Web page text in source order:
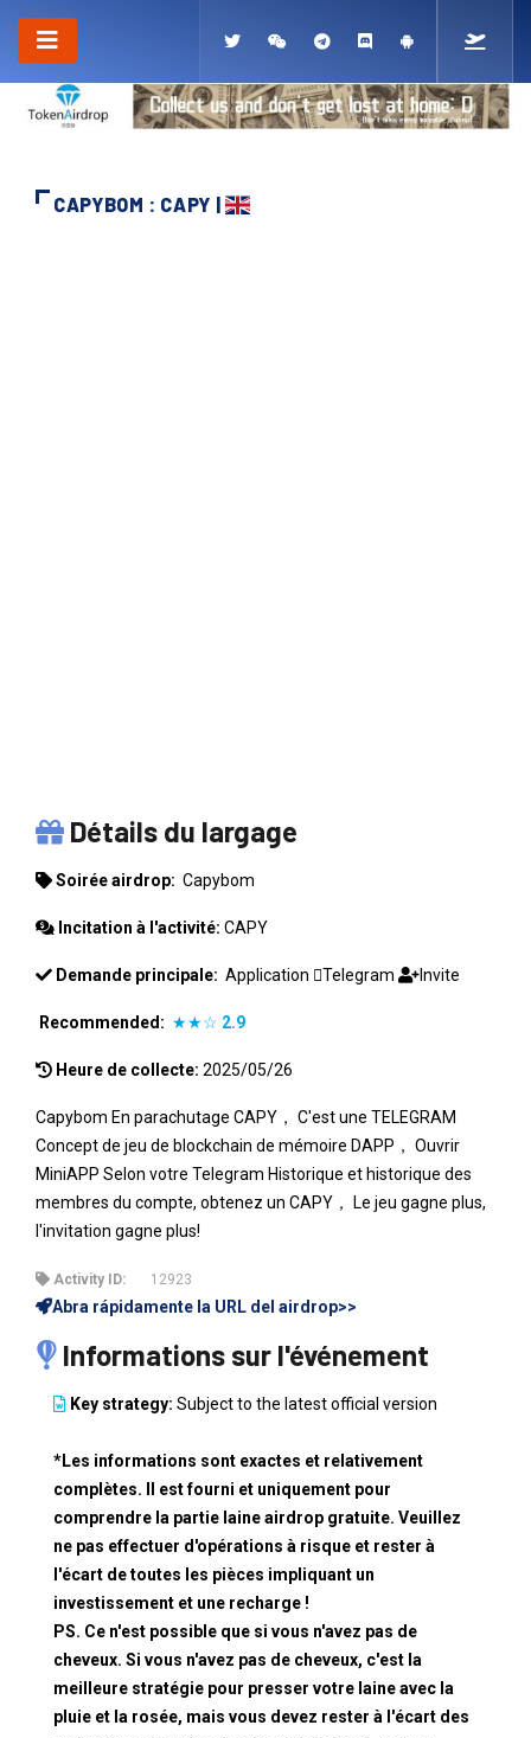
CAPYBOM : CAPY |
Détails du largage
Soirée airdrop: Capybom
Incitation à l'activité: CAPY
Demande principale: Application Telegram Invite
Recommended: ★★☆ 2.9
Heure de collecte: 2025/05/26
Capybom En parachutage CAPY， C'est une TELEGRAM
Concept de jeu de blockchain de mémoire DAPP， Ouvrir
MiniAPP Selon votre Telegram Historique et historique des
membres du compte, obtenez un CAPY， Le jeu gagne plus,
l'invitation gagne plus!
Activity ID: 12923
Abra rápidamente la URL del airdrop>>
Informations sur l'événement
Key strategy: Subject to the latest official version
*Les informations sont exactes et relativement
complètes. Il est fourni et uniquement pour
comprendre la partie laine airdrop gratuite. Veuillez
ne pas effectuer d'opérations à risque et rester à
l'écart de toutes les pièces impliquant un
investissement et une recharge !
PS. Ce n'est possible que si vous n'avez pas de
cheveux. Si vous n'avez pas de cheveux, c'est la
meilleure stratégie pour presser votre laine avec la
pluie et la rosée, mais vous devez rester à l'écart des